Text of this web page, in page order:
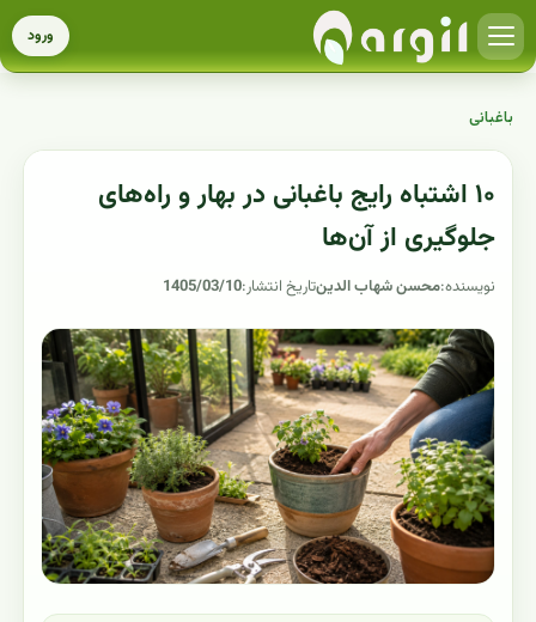
ورود
باغبانی
۱۰ اشتباه رایج باغبانی در بهار و راه‌های
جلوگیری از آن‌ها
نویسنده:محسن شهاب الدینتاریخ انتشار:1405/03/10